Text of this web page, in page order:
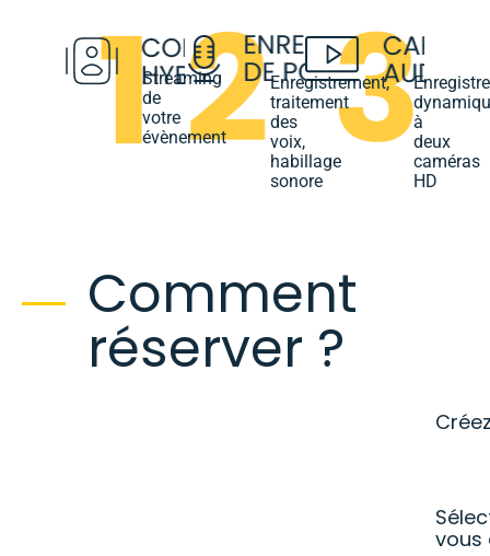
Streaming
de
votre
évènement
Enregistrement,
traitement
des
voix,
habillage
sonore
à
deux
caméras
HD
Comment
réserver ?
vous